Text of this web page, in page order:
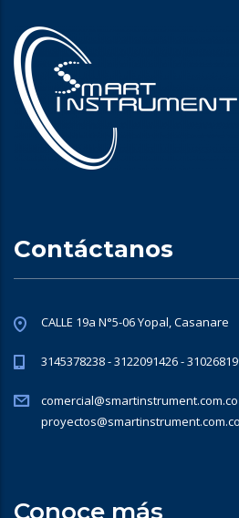
Contáctanos
CALLE 19a N°5-06 Yopal, Casanare
3145378238 - 3122091426 -
comercial@smartinstrument.com.co
proyectos@smartinstrument.com.co
Conoce más